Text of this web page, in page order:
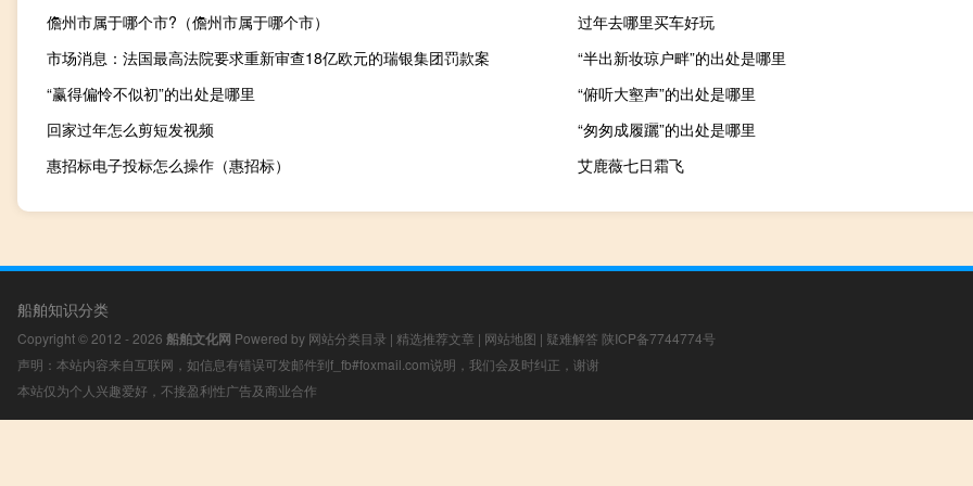
儋州市属于哪个市?（儋州市属于哪个市）
过年去哪里买车好玩
市场消息：法国最高法院要求重新审查18亿欧元的瑞银集团罚款案
“半出新妆琼户畔”的出处是哪里
“赢得偏怜不似初”的出处是哪里
“俯听大壑声”的出处是哪里
回家过年怎么剪短发视频
“匆匆成履躧”的出处是哪里
惠招标电子投标怎么操作（惠招标）
艾鹿薇七日霜飞
船舶知识分类
Copyright © 2012 - 2026 船舶文化网 Powered by 网站分类目录 | 精选推荐文章 | 网站地图 | 疑难解答 陕ICP备7744774号
声明：本站内容来自互联网，如信息有错误可发邮件到f_fb#foxmail.com说明，我们会及时纠正，谢谢
本站仅为个人兴趣爱好，不接盈利性广告及商业合作